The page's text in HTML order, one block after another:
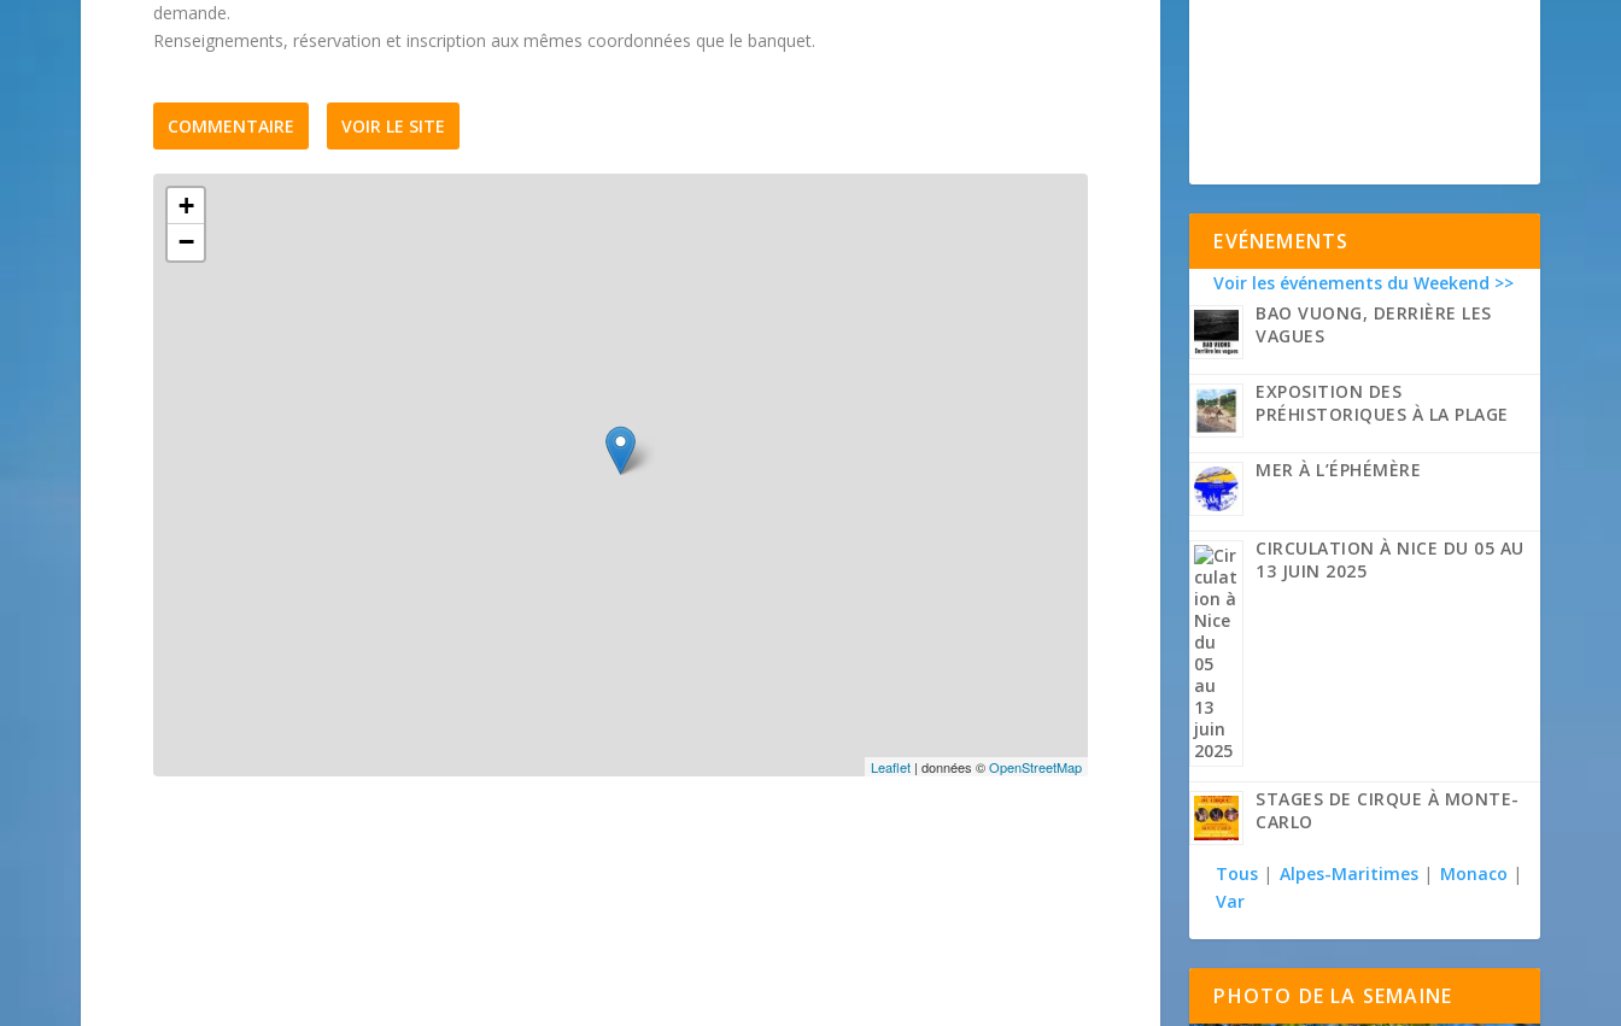
demande.
Renseignements, réservation et inscription aux mêmes coordonnées que le banquet.
COMMENTAIRE VOIR LE SITE
+
−
Leaflet | données ©OpenStreetMap
EVÉNEMENTS
Voir les événements du Weekend >>
BAO VUONG, DERRIÈRE LES
VAGUES
EXPOSITION DES
PRÉHISTORIQUES À LA PLAGE
MER À L’ÉPHÉMÈRE
CIRCULATION À NICE DU 05 AU
13 JUIN 2025
STAGES DE CIRQUE À MONTE-
CARLO
Tous | Alpes-Maritimes | Monaco |
Var
PHOTO DE LA SEMAINE